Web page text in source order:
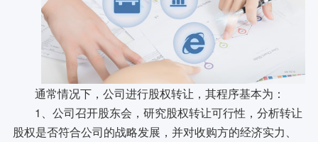
通常情况下，公司进行股权转让，其程序基本为：
1、公司召开股东会，研究股权转让可行性，分析转让
股权是否符合公司的战略发展，并对收购方的经济实力、